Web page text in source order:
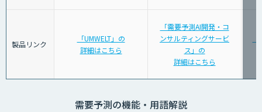
製品リンク
「UMWELT」の
詳細はこちら
「需要予測AI開発・コ
ンサルティングサービ
ス」の
詳細はこちら
需要予測の機能・用語解説